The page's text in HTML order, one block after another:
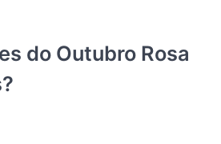
do Outubro Rosa